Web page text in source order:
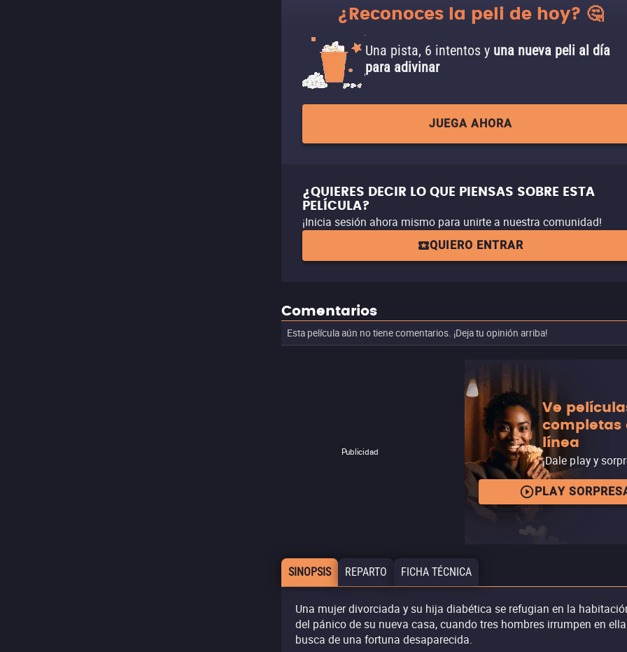
¿Reconoces la peli de hoy? 🤔
Una pista, 6 intentos y una nueva peli al día
para adivinar
JUEGA AHORA
¿QUIERES DECIR LO QUE PIENSAS SOBRE ESTA
PELÍCULA?
¡Inicia sesión ahora mismo para unirte a nuestra comunidad!
QUIERO ENTRAR
Comentarios
Esta película aún no tiene comentarios. ¡Deja tu opinión arriba!
Publicidad
Ve
completas
línea
¡Dale play y
PLAY
SINOPSIS REPARTO FICHA TÉCNICA
Una mujer divorciada y su hija diabética se refugian en la
del pánico de su nueva casa, cuando tres hombres irrumpen en
busca de una fortuna desaparecida.